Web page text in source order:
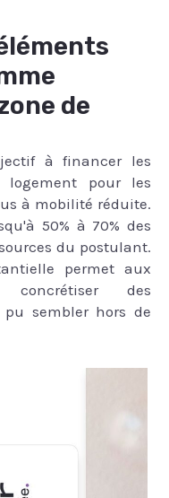
de
à financer les
pour les
à mobilité réduite.
50% à 70% des
du postulant.
permet aux
des
sembler hors de